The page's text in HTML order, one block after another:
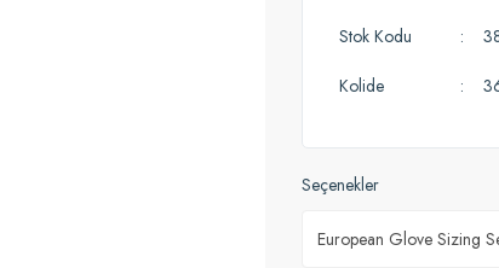
Stok Kodu
Kolide
Seçenekler